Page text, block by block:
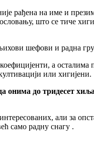
рађена на име и
што се тиче
шефови и радна
а
или хигиjени.
онима до тридесет
али за
само радну снагу .